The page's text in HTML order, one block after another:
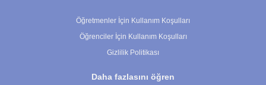
Öğretmenler İçin Kullanım Koşulları
Öğrenciler İçin Kullanım Koşulları
Gizlilik Politikası
Daha fazlasını öğren